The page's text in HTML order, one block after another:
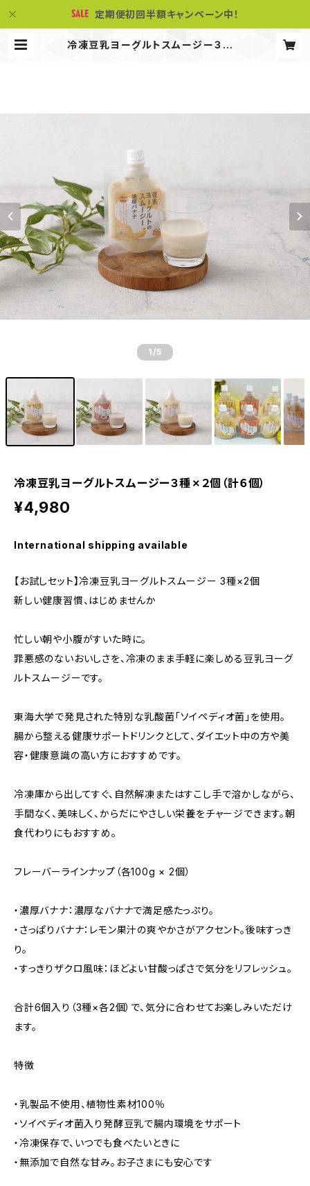
定期便初回半額キャンペーン中！
冷凍豆乳ヨーグルトスムージー３種✗
1 /5
冷凍豆乳ヨーグルトスムージー３種✗２個（計６個）
¥4,980
International shipping available
【お試しセット】冷凍豆乳ヨーグルトスムージー 3種×2個
新しい健康習慣、はじめませんか
忙しい朝や小腹がすいた時に。
罪悪感のないおいしさを、冷凍のまま手軽に楽しめる豆乳ヨーグ
ルトスムージーです。
東海大学で発見された特別な乳酸菌「ソイペディオ菌」を使用。
腸から整える健康サポートドリンクとして、ダイエット中の方や美
容・健康意識の高い方におすすめです。
冷凍庫から出してすぐ、自然解凍またはすこし手で溶かしながら、
手間なく、美味しく、からだにやさしい栄養をチャージできます。朝
食代わりにもおすすめ。
フレーバーラインナップ（各100g × 2個）
・濃厚バナナ：濃厚なバナナで満足感たっぷり。
・さっぱりバナナ：レモン果汁の爽やかさがアクセント。後味すっき
り。
・すっきりザクロ風味：ほどよい甘酸っぱさで気分をリフレッシュ。
合計6個入り（3種×各2個）で、気分に合わせてお楽しみいただけ
ます。
特徴
・乳製品不使用、植物性素材100％
・ソイペディオ菌入り発酵豆乳で腸内環境をサポート
・冷凍保存で、いつでも食べたいときに
・無添加で自然な甘み。お子さまにも安心です